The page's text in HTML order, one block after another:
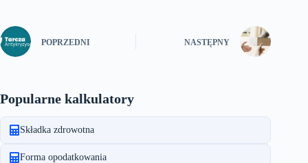
POPRZEDNI NASTĘPNY
Popularne kalkulatory
Składka zdrowotna
Forma opodatkowania